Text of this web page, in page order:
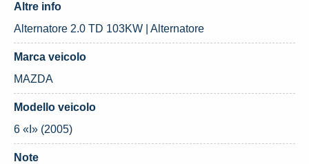
Altre info
Alternatore 2.0 TD 103KW | Alternatore
Marca veicolo
MAZDA
Modello veicolo
6 «I» (2005)
Note